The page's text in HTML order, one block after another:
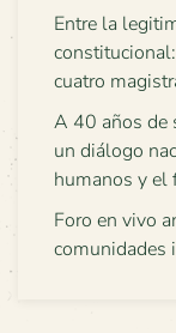
Entre la
cuatro
A 40 años de
un diálogo
humanos y el
Foro en vivo
comunidades